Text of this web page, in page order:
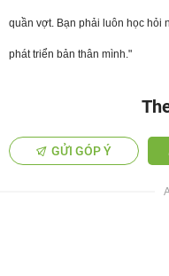
quần vợt. Bạn phải luôn học hỏi
phát triển bản thân mình."
GỬI GÓP Ý